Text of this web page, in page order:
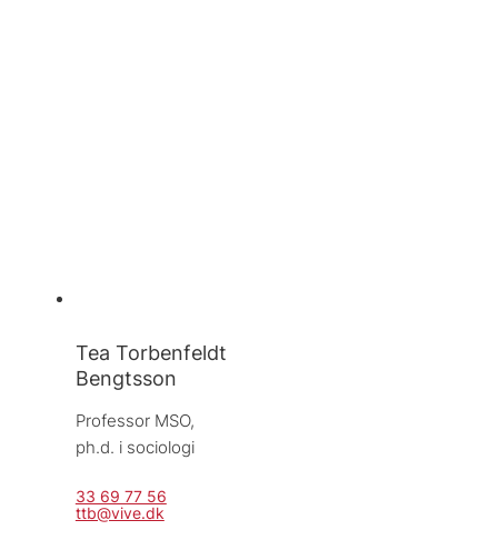
Tea Torbenfeldt
Bengtsson
Professor MSO,
ph.d. i sociologi
33 69 77 56
ttb@vive.dk